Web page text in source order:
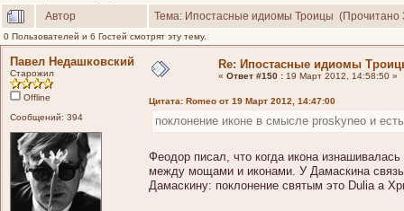
Автор
Тема: Ипостасные идиомы Троицы (Прочитано
0 Пользователей и 6 Гостей смотрят эту тему.
Павел Недашковский
Старожил
Offline
Сообщений: 394
Re: Ипостасные идиомы
« Ответ #150 : 19 Март 2012, 14:58:50 »
Цитата: Romeo от 19 Март 2012, 14:47:00
поклонение иконе в смысле proskyneo и
Феодор писал, что когда икона
между мощами и иконами. У Дамаскина
Дамаскину: поклонение святым это Dulia а